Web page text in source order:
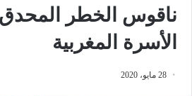
ناقوس الخطر
الأسرة المغربية
28 مايو، 2020